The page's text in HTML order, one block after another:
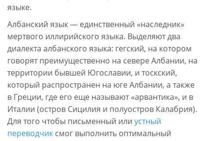
языке.
Албанский язык — единственный «наследник»
мертвого иллирийского языка. Выделяют два
диалекта албанского языка: гегский, на котором
говорят преимущественно на севере Албании, на
территории бывшей Югославии, и тоскский,
который распространен на юге Албании, а также
в Греции, где его еще называют «арвантика», и в
Италии (остров Сицилия и полуостров Калабрия).
Для того чтобы письменный или устный
переводчик смог выполнить оптимальный